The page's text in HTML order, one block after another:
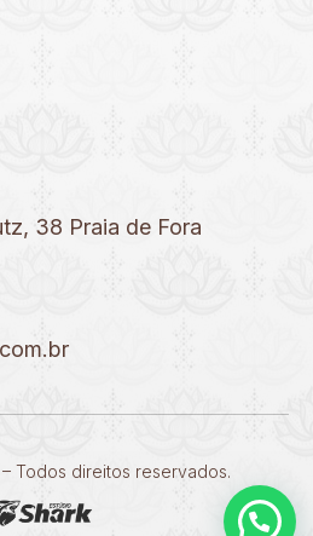
38 Praia de Fora
Todos direitos reservados.